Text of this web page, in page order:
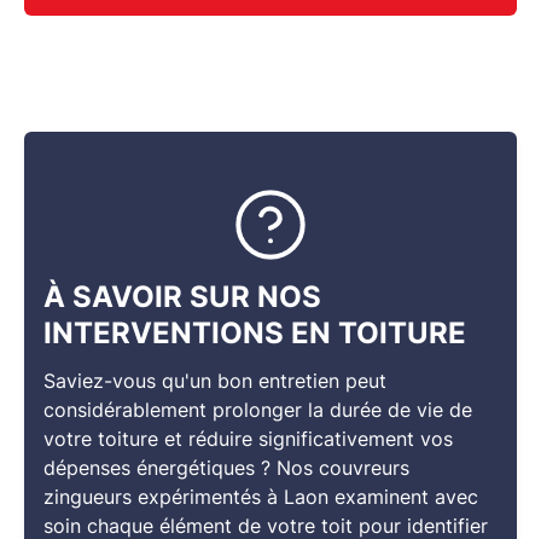
À SAVOIR SUR NOS
INTERVENTIONS EN TOITURE
Saviez-vous qu'un bon entretien peut
considérablement prolonger la durée de vie de
votre toiture et réduire significativement vos
dépenses énergétiques ? Nos couvreurs
zingueurs expérimentés à Laon examinent avec
soin chaque élément de votre toit pour identifier